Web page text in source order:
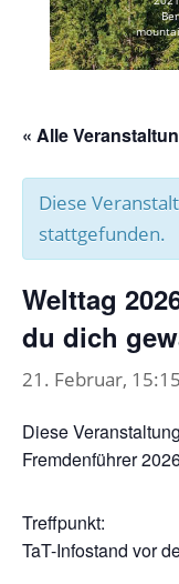
« Alle
Diese
stattgefunden.
Welttag
du dich
21. Februar, 15:15
Diese
Fremdenführer
Treffpunkt:
TaT-Infostand vor